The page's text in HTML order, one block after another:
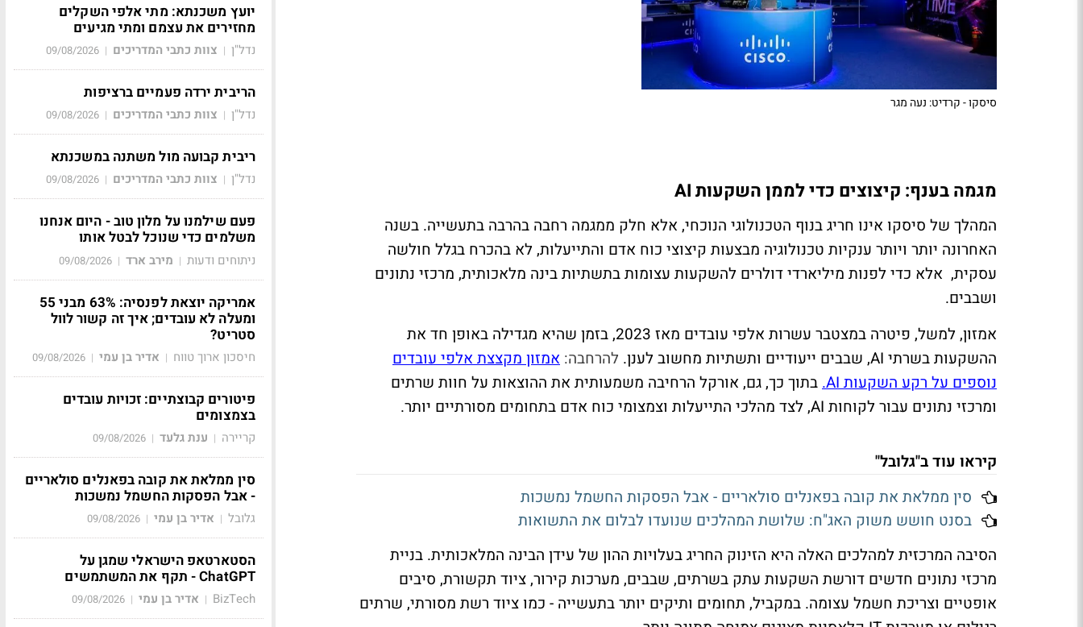
סיסקו - קרדיט: נעה מגר
מגמה בענף: קיצוצים כדי לממן השקעות AI
המהלך של סיסקו אינו חריג בנוף הטכנולוגי הנוכחי, אלא חלק ממגמה רחבה בהרבה בתעשייה. בשנה
האחרונה יותר ויותר ענקיות טכנולוגיה מבצעות קיצוצי כוח אדם והתייעלות, לא בהכרח בגלל חולשה
עסקית, אלא כדי לפנות מיליארדי דולרים להשקעות עצומות בתשתיות בינה מלאכותית, מרכזי נתונים
ושבבים.
אמזון, למשל, פיטרה במצטבר עשרות אלפי עובדים מאז 2023, בזמן שהיא מגדילה באופן חד את
ההשקעות בשרתי AI, שבבים ייעודיים ותשתיות מחשוב לענן.
להרחבה: אמזון מקצצת אלפי עובדים
נוספים על רקע השקעות AI.
בתוך כך, גם, אורקל הרחיבה משמעותית את ההוצאות על חוות שרתים
ומרכזי נתונים עבור לקוחות AI, לצד מהלכי התייעלות וצמצומי כוח אדם בתחומים מסורתיים יותר.
קיראו עוד ב"גלובל"
סין ממלאת את קובה בפאנלים סולאריים - אבל הפסקות החשמל נמשכות
בסנט חושש משוק האג"ח: שלושת המהלכים שנועדו לבלום את התשואות
הסיבה המרכזית למהלכים האלה היא הזינוק החריג בעלויות ההון של עידן הבינה המלאכותית. בניית
מרכזי נתונים חדשים דורשת השקעות עתק בשרתים, שבבים, מערכות קירור, ציוד תקשורת, סיבים
אופטיים וצריכת חשמל עצומה. במקביל, תחומים ותיקים יותר בתעשייה - כמו ציוד רשת מסורתי, שרתים
יועץ משכנתא: מתי אלפי השקלים
מחזירים את עצמם ומתי מגיעים
נדל"ן | צוות כתבי המדריכים |
09/08/2026
הריבית ירדה פעמיים ברציפות
נדל"ן | צוות כתבי המדריכים |
09/08/2026
ריבית קבועה מול משתנה במשכנתא
נדל"ן | צוות כתבי המדריכים |
09/08/2026
פעם שילמנו על מלון טוב - היום אנחנו
משלמים כדי שנוכל לבטל אותו
ניתוחים ודעות | מירב ארד |
09/08/2026
אמריקה יוצאת לפנסיה: 63% מבני 55
ומעלה לא עובדים; איך זה קשור לוול
סטריט?
חיסכון ארוך טווח | אדיר בן עמי |
09/08/2026
פיטורים קבוצתיים: זכויות עובדים
בצמצומים
קריירה | ענת גלעד |
09/08/2026
סין ממלאת את קובה בפאנלים סולאריים
- אבל הפסקות החשמל נמשכות
גלובל | אדיר בן עמי |
09/08/2026
הסטארטאפ הישראלי שמגן על
ChatGPT - תקף את המשתמשים
BizTech
| אדיר בן עמי |
09/08/2026